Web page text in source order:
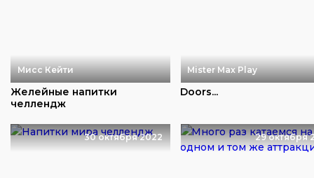
Мисс Кейти
Желейные напитки
челлендж
Mister Max Play
Doors...
30 октября 2022 29 октября